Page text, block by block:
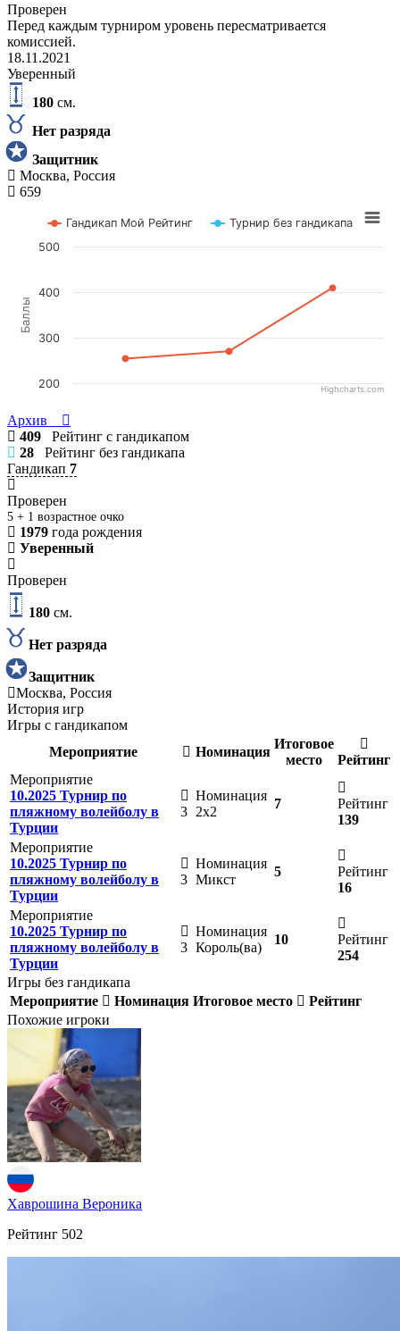
Проверен
Перед каждым турниром уровень пересматривается
комиссией.
18.11.2021
Уверенный
180 см.
Нет разряда
Защитник
Москва, Россия
659
Баллы
Гандикап Мой Рейтинг Турнир без гандикапа
200
300
400
500
Highcharts.com
Архив
409 Рейтинг с гандикапом
28 Рейтинг без гандикапа
Гандикап 7
Проверен
5 + 1 возрастное очко
1979 года рождения
Уверенный
Проверен
180 см.
Нет разряда
Защитник
Москва, Россия
История игр
Игры с гандикапом
Мероприятие
Номинация
Итоговое
место
Рейтинг
Мероприятие
10.2025 Турнир по
пляжному волейболу в
Турции
3
Номинация
2х2
7
Рейтинг
139
Мероприятие
10.2025 Турнир по
пляжному волейболу в
Турции
3
Номинация
Микст
5
Рейтинг
16
Мероприятие
10.2025 Турнир по
пляжному волейболу в
Турции
3
Номинация
Король(ва)
10
Рейтинг
254
Игры без гандикапа
Мероприятие
Номинация Итоговое место
Рейтинг
Похожие игроки
Хаврошина Вероника
Рейтинг 502